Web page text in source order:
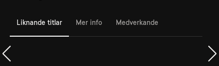
Liknande titlar Mer info Medverkande